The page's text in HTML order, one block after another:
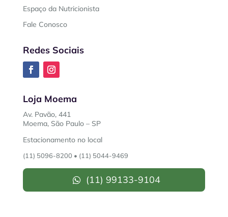
Espaço da Nutricionista
Fale Conosco
Redes Sociais
Loja Moema
Av. Pavão, 441
Moema, São Paulo – SP
Estacionamento no local
(11) 5096-8200 • (11) 5044-9469
(11) 99133-9104